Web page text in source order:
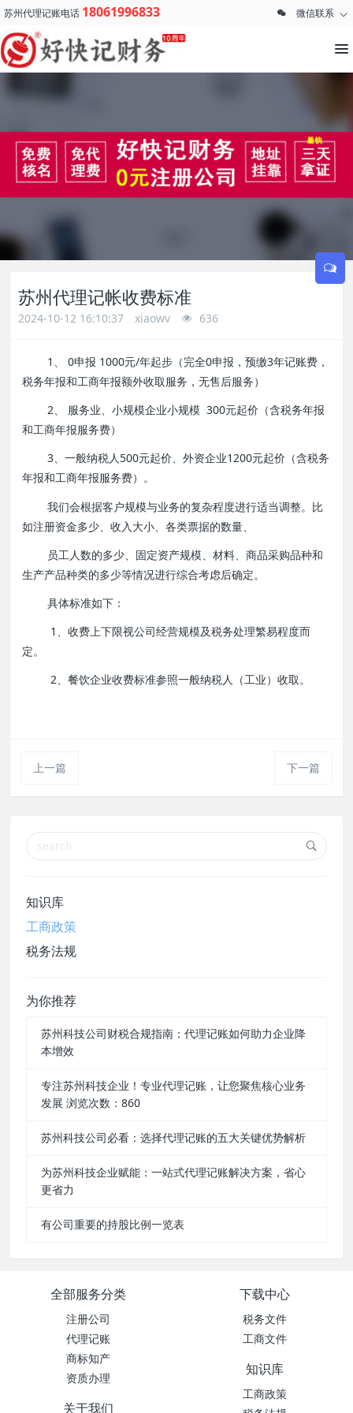
苏州代理记账电话 18061996833 微信联系
苏州代理记帐收费标准
2024-10-12 16:10:37 xiaowv 636
1、 0申报 1000元/年起步（完全0申报，预缴3年记账费，
税务年报和工商年报额外收取服务，无售后服务）
2、 服务业、小规模企业小规模 300元起价（含税务年报
和工商年报服务费）
3、一般纳税人500元起价、外资企业1200元起价（含税务
年报和工商年报服务费）。
我们会根据客户规模与业务的复杂程度进行适当调整。比
如注册资金多少、收入大小、各类票据的数量、
员工人数的多少、固定资产规模、材料、商品采购品种和
生产产品种类的多少等情况进行综合考虑后确定。
具体标准如下：
1、收费上下限视公司经营规模及税务处理繁易程度而
定。
2、餐饮企业收费标准参照一般纳税人（工业）收取。
上一篇 下一篇
知识库
工商政策
税务法规
为你推荐
苏州科技公司财税合规指南：代理记账如何助力企业降
本增效
专注苏州科技企业！专业代理记账，让您聚焦核心业务
发展 浏览次数：860
苏州科技公司必看：选择代理记账的五大关键优势解析
为苏州科技企业赋能：一站式代理记账解决方案，省心
更省力
有公司重要的持股比例一览表
全部服务分类
注册公司
代理记账
商标知产
资质办理
下载中心
税务文件
工商文件
知识库
工商政策
关于我们